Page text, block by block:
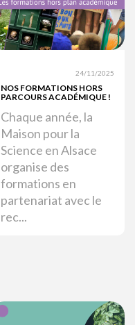
24/11/2025
NOS FORMATIONS HORS
PARCOURS ACADÉMIQUE !
Chaque année, la
Maison pour la
Science en Alsace
organise des
formations en
partenariat avec le
rec...